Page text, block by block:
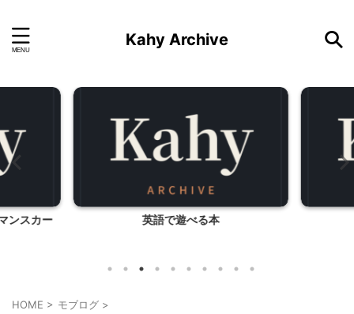
Kahy Archive
ンスカー 英語で遊べる本
HOME > モブログ >